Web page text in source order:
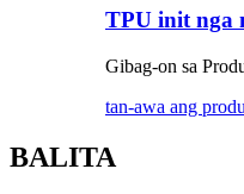
TPU init nga
Gibag-on sa
tan-awa ang
BALITA